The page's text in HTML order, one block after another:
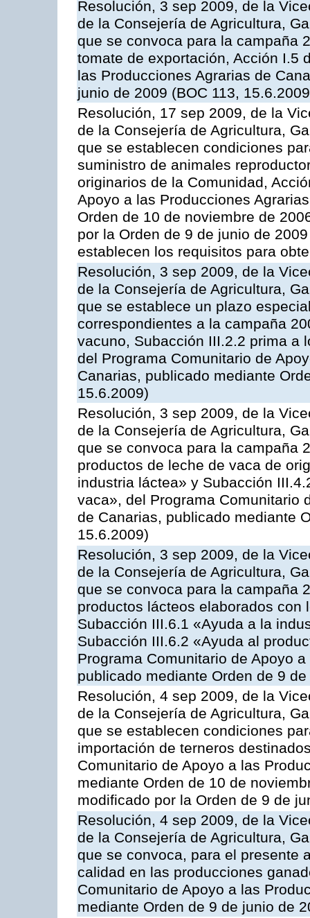
Resolución, 3 sep 2009, de la
de la Consejería de Agricultura,
que se convoca para la campaña
tomate de exportación, Acción I.5
las Producciones Agrarias de
junio de 2009 (BOC 113,
Resolución, 17 sep 2009, de la
de la Consejería de Agricultura,
que se establecen condiciones
suministro de animales
originarios de la Comunidad,
Apoyo a las Producciones
Orden de 10 de noviembre de
por la Orden de 9 de junio de
establecen los requisitos para
Resolución, 3 sep 2009, de la
de la Consejería de Agricultura,
que se establece un plazo
correspondientes a la campaña
vacuno, Subacción III.2.2 prima a
del Programa Comunitario de
Canarias, publicado mediante
15.6.2009)
Resolución, 3 sep 2009, de la
de la Consejería de Agricultura,
que se convoca para la campaña
productos de leche de vaca de
industria láctea» y Subacción
vaca», del Programa Comunitario
de Canarias, publicado mediante
15.6.2009)
Resolución, 3 sep 2009, de la
de la Consejería de Agricultura,
que se convoca para la campaña
productos lácteos elaborados
Subacción III.6.1 «Ayuda a la
Subacción III.6.2 «Ayuda al
Programa Comunitario de Apoyo
publicado mediante Orden de 9
Resolución, 4 sep 2009, de la
de la Consejería de Agricultura,
que se establecen condiciones
importación de terneros
Comunitario de Apoyo a las
mediante Orden de 10 de
modificado por la Orden de 9 de
Resolución, 4 sep 2009, de la
de la Consejería de Agricultura,
que se convoca, para el presente
calidad en las producciones
Comunitario de Apoyo a las
mediante Orden de 9 de junio de